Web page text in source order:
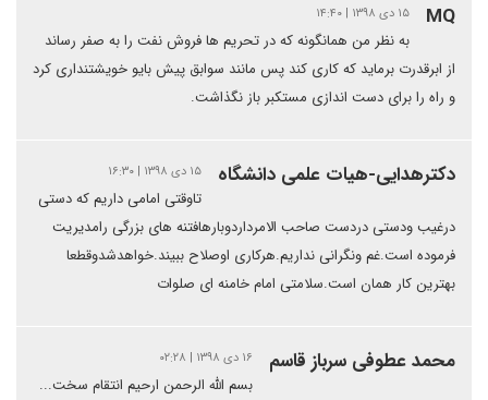
MQ ۱۵ دی ۱۳۹۸ | ۱۴:۴۰
به نظر من همانگونه که در تحریم ها فروش نفت را به صفر رساند
از ابرقدرت برماید که کاری کند پس مانند سوابق پیش بایو خویشتنداری کرد
و راه را برای دست اندازی مستکبر باز نگذاشت.
دکترهدایی-هیات علمی دانشگاه ۱۵ دی ۱۳۹۸ | ۱۶:۳۰
تاوقتی امامی داریم که دستی
درغیب ودستی دردست صاحب الامرداردوبارهافتنه های بزرگی رامدیریت
فرموده است.غم ونگرانی نداریم.هرکاری اوصلاح ببیند.خواهدشدوقطعا
بهترین کار همان است.سلامتی امام خامنه ای صلوات
محمد عطوفی سرباز قاسم ۱۶ دی ۱۳۹۸ | ۰۲:۲۸
بسم الله الرحمن ارحیم انتقام سخت...